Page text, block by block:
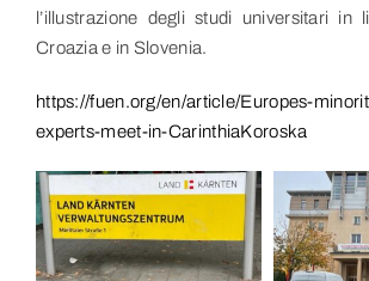
l’illustrazione degli studi universitari in
Croazia e in Slovenia.
https://fuen.org/en/article/Europes-
experts-meet-in-CarinthiaKoroska